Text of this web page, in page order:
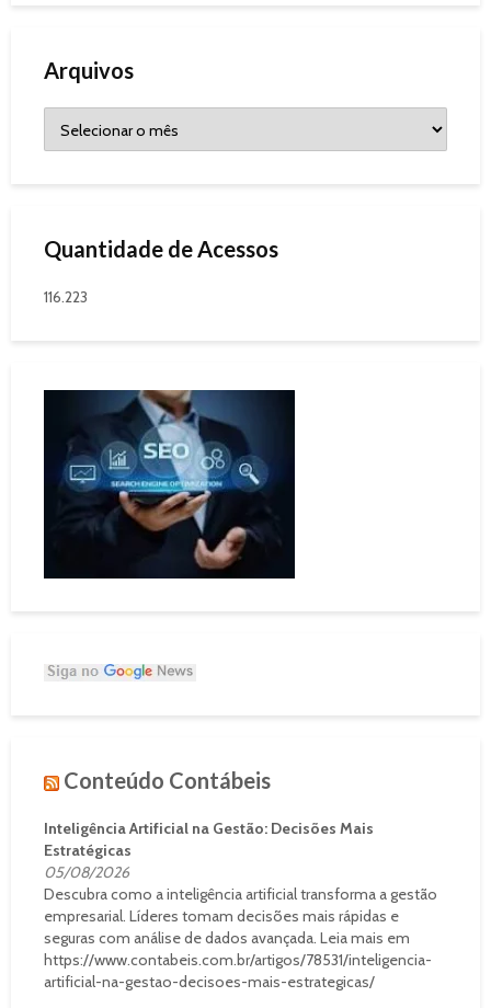
Arquivos
Quantidade de Acessos
116.223
Conteúdo Contábeis
Inteligência Artificial na Gestão: Decisões Mais
Estratégicas
05/08/2026
Descubra como a inteligência artificial transforma a gestão
empresarial. Líderes tomam decisões mais rápidas e
seguras com análise de dados avançada. Leia mais em
https://www.contabeis.com.br/artigos/78531/inteligencia-
artificial-na-gestao-decisoes-mais-estrategicas/